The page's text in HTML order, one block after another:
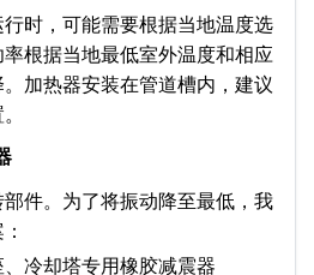
时，可能需要根据当地温度选
根据当地最低室外温度和相应
加热器安装在管道槽内，建议
件。为了将振动降至最低，我
冷却塔专用橡胶减震器